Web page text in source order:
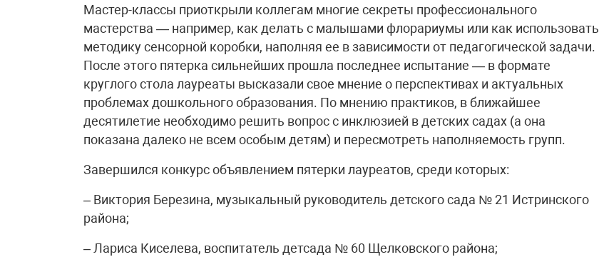
Мастер-классы приоткрыли коллегам многие секреты профессионального
мастерства — например, как делать с малышами флорариумы или как использовать
методику сенсорной коробки, наполняя ее в зависимости от педагогической задачи.
После этого пятерка сильнейших прошла последнее испытание — в формате
круглого стола лауреаты высказали свое мнение о перспективах и актуальных
проблемах дошкольного образования. По мнению практиков, в ближайшее
десятилетие необходимо решить вопрос с инклюзией в детских садах (а она
показана далеко не всем особым детям) и пересмотреть наполняемость групп.
Завершился конкурс объявлением пятерки лауреатов, среди которых:
– Виктория Березина, музыкальный руководитель детского сада № 21 Истринского
района;
– Лариса Киселева, воспитатель детсада № 60 Щелковского района;